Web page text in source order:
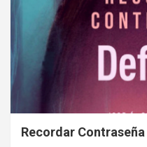
Recordar Contraseña